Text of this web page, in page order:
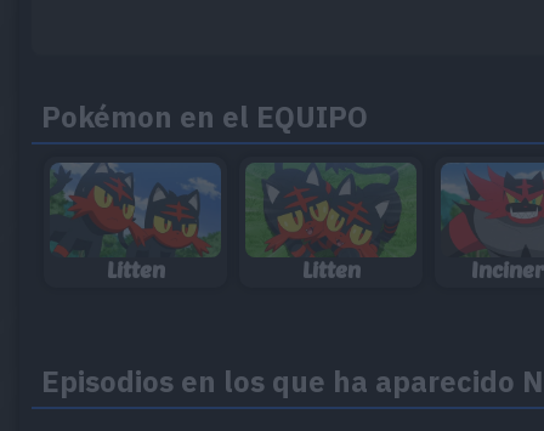
Pokémon en el EQUIPO
Litten Litten
Episodios en los que ha aparecido